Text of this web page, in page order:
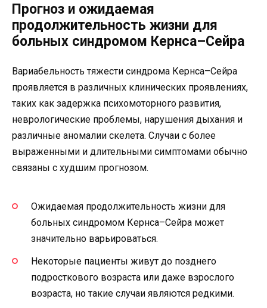
Прогноз и ожидаемая
продолжительность жизни для
больных синдромом Кернса–Сейра
Вариабельность тяжести синдрома Кернса–Сейра
проявляется в различных клинических проявлениях,
таких как задержка психомоторного развития,
неврологические проблемы, нарушения дыхания и
различные аномалии скелета. Случаи с более
выраженными и длительными симптомами обычно
связаны с худшим прогнозом.
Ожидаемая продолжительность жизни для
больных синдромом Кернса–Сейра может
значительно варьироваться.
Некоторые пациенты живут до позднего
подросткового возраста или даже взрослого
возраста, но такие случаи являются редкими.